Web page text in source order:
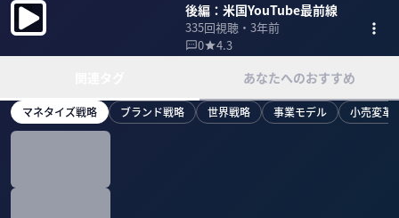
後編：米国YouTube最前線
335回視聴・ 3年前
0
4.3
あなたへのおすすめ
マネタイズ戦略 ブランド戦略 世界戦略 事業モデル 小売変革